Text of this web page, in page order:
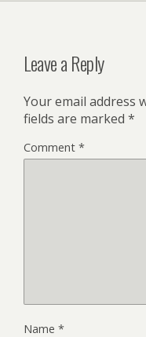
Leave a Reply
Your email address
fields are marked *
Comment *
Name *